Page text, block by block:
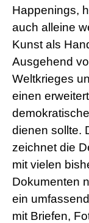
Happenings,
auch alleine
Kunst als
Ausgehend
Weltkrieges
einen
dienen sollte.
zeichnet die
mit vielen
Dokumenten
ein
mit Briefen,